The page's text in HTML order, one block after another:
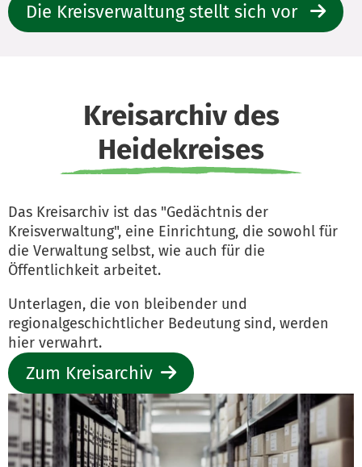
Die Kreisverwaltung stellt sich vor
Kreisarchiv des
Heidekreises
Das Kreisarchiv ist das "Gedächtnis der
Kreisverwaltung", eine Einrichtung, die sowohl für
die Verwaltung selbst, wie auch für die
Öffentlichkeit arbeitet.
Unterlagen, die von bleibender und
regionalgeschichtlicher Bedeutung sind, werden
hier verwahrt.
Zum Kreisarchiv